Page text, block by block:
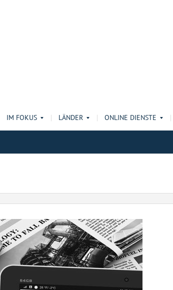
IM FOKUS LÄNDER ONLINE DIENSTE